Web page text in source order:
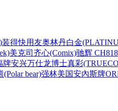
装得快用友奥林丹白金
美克司 齐心(Comix)驰辉 CH818
牌安兴万仕龙博士真彩
(Polar bear)强林美国安內斯牌